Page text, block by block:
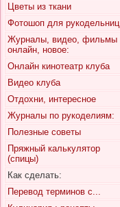
Цветы из ткани
Фотошоп для рукодельниц
Журналы, видео, фильмы
онлайн, новое:
Онлайн кинотеатр клуба
Видео клуба
Отдохни, интересное
Журналы по рукоделиям:
Полезные советы
Пряжный калькулятор
(спицы)
Как сделать:
Перевод терминов с...